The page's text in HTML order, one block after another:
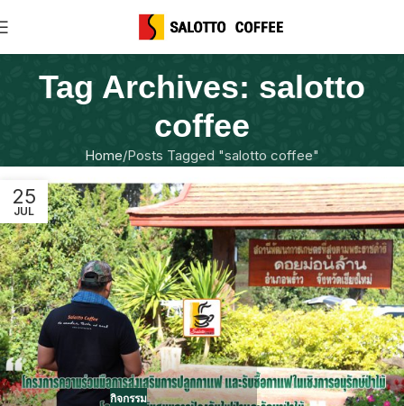
Tag Archives: salotto
coffee
Home Posts Tagged "salotto coffee"
25
JUL
กิจกรรม